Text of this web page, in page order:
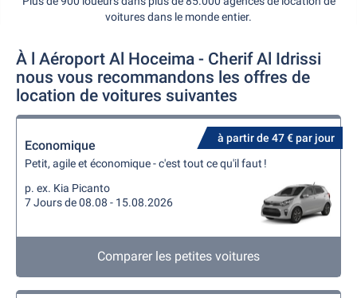
voitures dans le monde entier.
À l Aéroport Al Hoceima - Cherif Al Idrissi
nous vous recommandons les offres de
location de voitures suivantes
à partir de 47 € par jour
Economique
Petit, agile et économique - c'est tout ce qu'il faut !
p. ex. Kia Picanto
7 Jours de 08.08 - 15.08.2026
Comparer les petites voitures